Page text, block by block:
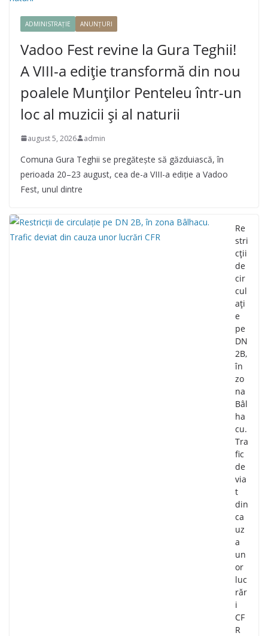
ADMINISTRAȚIE ANUNȚURI
Vadoo Fest revine la Gura Teghii!
A VIII-a ediție transformă din nou
poalele Munților Penteleu într-un
loc al muzicii și al naturii
august 5, 2026 admin
Comuna Gura Teghii se pregătește să găzduiască, în
perioada 20–23 august, cea de-a VIII-a ediție a Vadoo
Fest, unul dintre
Re
stri
cții
de
cir
cul
ați
e
pe
DN
2B,
în
zo
na
Bâl
ha
cu.
Tra
fic
de
via
t
din
ca
uz
a
un
or
luc
răr
i
CF
R